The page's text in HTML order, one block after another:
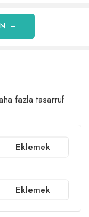
–
fazla tasarruf
Eklemek
Eklemek